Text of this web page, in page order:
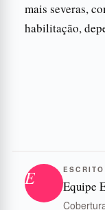
mais severas,
habilitação,
E Equipe